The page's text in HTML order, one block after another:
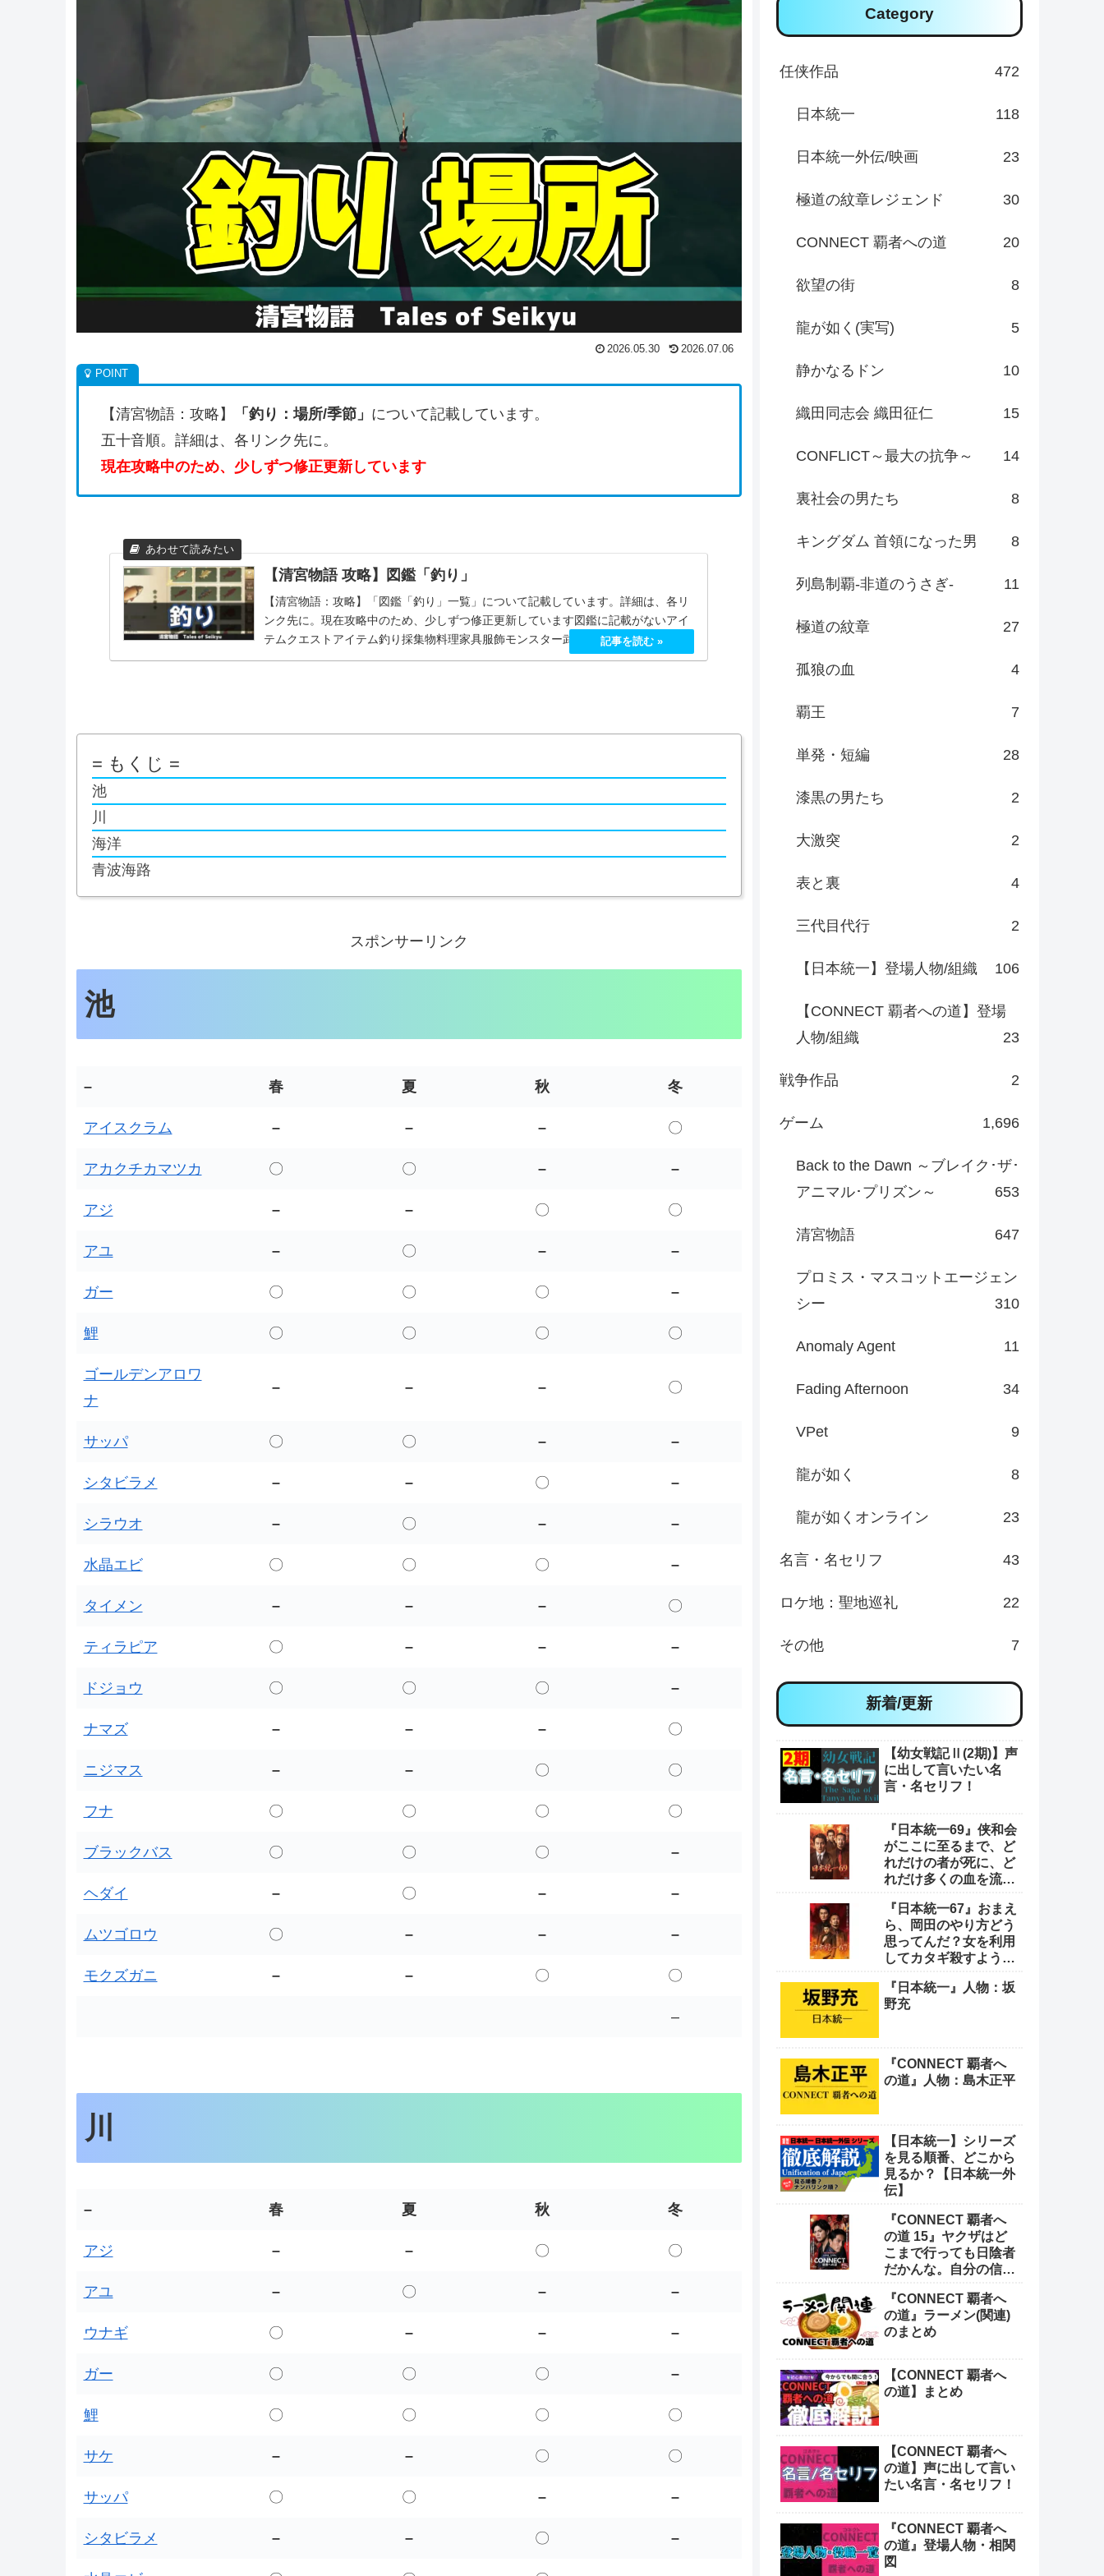
2026.05.30 2026.07.06
【清宮物語：攻略】 「釣り：場所/季節」 について記載しています。
五十音順。詳細は、各リンク先に。
現在攻略中のため、少しずつ修正更新しています
【清宮物語 攻略】図鑑「釣り」
【清宮物語：攻略】「図鑑「釣り」一覧」について記載しています。詳細は、各リ
ンク先に。現在攻略中のため、少しずつ修正更新しています図鑑に記載がないアイ
テムクエストアイテム釣り採集物料理家具服飾モンスター武器作物釣り（37）No.-
名称001鯉...
= もくじ =
池
川
海洋
青波海路
スポンサーリンク
池
– 春 夏 秋 冬
アイスクラム – – – 〇
アカクチカマツカ 〇 〇 – –
アジ – – 〇 〇
アユ – 〇 – –
ガー 〇 〇 〇 –
鯉 〇 〇 〇 〇
ゴールデンアロワ
ナ
– – – 〇
サッパ 〇 〇 – –
シタビラメ – – 〇 –
シラウオ – 〇 – –
水晶エビ 〇 〇 〇 –
タイメン – – – 〇
ティラピア 〇 – – –
ドジョウ 〇 〇 〇 –
ナマズ – – – 〇
ニジマス – – 〇 〇
フナ 〇 〇 〇 〇
ブラックバス 〇 〇 〇 –
ヘダイ – 〇 – –
ムツゴロウ 〇 – – –
モクズガニ – – 〇 〇
–
川
– 春 夏 秋 冬
アジ – – 〇 〇
アユ – 〇 – –
ウナギ 〇 – – –
ガー 〇 〇 〇 –
鯉 〇 〇 〇 〇
サケ – – 〇 〇
サッパ 〇 〇 – –
シタビラメ – – 〇 –
Category
任侠作品 472
日本統一 118
日本統一外伝/映画 23
極道の紋章レジェンド 30
CONNECT 覇者への道 20
欲望の街 8
龍が如く(実写) 5
静かなるドン 10
織田同志会 織田征仁 15
CONFLICT～最大の抗争～ 14
裏社会の男たち 8
キングダム 首領になった男 8
列島制覇-非道のうさぎ- 11
極道の紋章 27
孤狼の血 4
覇王 7
単発・短編 28
漆黒の男たち 2
大激突 2
表と裏 4
三代目代行 2
【日本統一】登場人物/組織 106
【CONNECT 覇者への道】登場
人物/組織
23
戦争作品 2
ゲーム 1,696
Back to the Dawn ～ブレイク･ザ･
アニマル･プリズン～
653
清宮物語 647
プロミス・マスコットエージェン
シー
310
Anomaly Agent 11
Fading Afternoon 34
VPet 9
龍が如く 8
龍が如くオンライン 23
名言・名セリフ 43
ロケ地：聖地巡礼 22
その他 7
新着/更新
【幼女戦記Ⅱ(2期)】声
に出して言いたい名
言・名セリフ！
『日本統一69』侠和会
がここに至るまで、ど
れだけの者が死に、ど
れだけ多くの血を流し
や！
『日本統一67』おまえ
ら、岡田のやり方どう
思ってんだ？女を利用
してカタギ殺すような
『日本統一』人物：坂
野充
『CONNECT 覇者へ
の道』人物：島木正平
【日本統一】シリーズ
を見る順番、どこから
見るか？【日本統一外
伝】
『CONNECT 覇者へ
の道 15』ヤクザはど
こまで行っても日陰者
だかんな。自分の信念
けねえよ
『CONNECT 覇者へ
の道』ラーメン(関連)
のまとめ
【CONNECT 覇者へ
の道】まとめ
【CONNECT 覇者へ
の道】声に出して言い
たい名言・名セリフ！
『CONNECT 覇者へ
の道』登場人物・相関
図